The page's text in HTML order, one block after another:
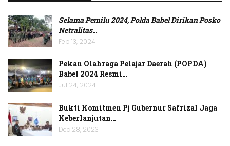
Selama Pemilu 2024, Polda Babel Dirikan Posko
Netralitas…
Feb 13, 2024
Pekan Olahraga Pelajar Daerah (POPDA)
Babel 2024 Resmi…
Jul 24, 2024
Bukti Komitmen Pj Gubernur Safrizal Jaga
Keberlanjutan…
Dec 28, 2023